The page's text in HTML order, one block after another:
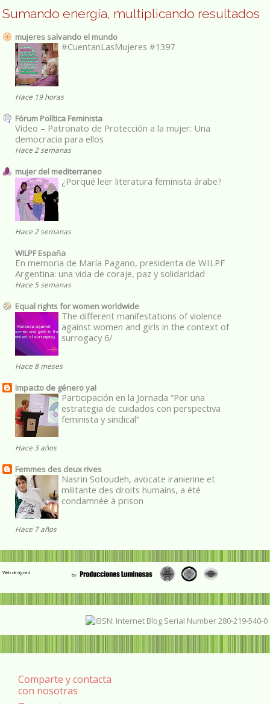
Sumando energía, multiplicando resultados
mujeres salvando el mundo
#CuentanLasMujeres #1397
Hace 19 horas
Fórum Política Feminista
Vídeo – Patronato de Protección a la mujer: Una
democracia para ellos
Hace 2 semanas
mujer del mediterraneo
¿Porqué leer literatura feminista árabe?
Hace 2 semanas
WILPF España
En memoria de María Pagano, presidenta de WILPF
Argentina: una vida de coraje, paz y solidaridad
Hace 5 semanas
Equal rights for women worldwide
The different manifestations of violence
against women and girls in the context of
surrogacy 6/
Hace 8 meses
Impacto de género ya!
Participación en la Jornada “Por una
estrategia de cuidados con perspectiva
feminista y sindical”
Hace 3 años
Femmes des deux rives
Nasrin Sotoudeh, avocate iranienne et
militante des droits humains, a été
condamnée à prison
Hace 7 años
Web designed
Comparte y contacta
con nosotras